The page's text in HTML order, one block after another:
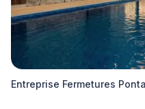
Entreprise Fermetures